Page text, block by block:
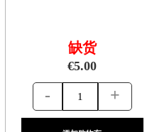
缺货
€5.00
- +